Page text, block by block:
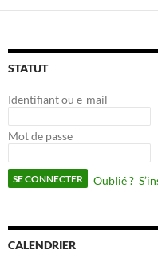
STATUT
Identifiant ou e-mail
Mot de passe
Oublié ?
CALENDRIER